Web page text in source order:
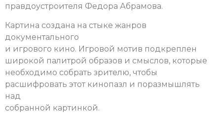
правдоустроителя Федора Абрамова.
Картина создана на стыке жанров
документального
и игрового кино. Игровой мотив подкреплен
широкой палитрой образов и смыслов, которые
необходимо собрать зрителю, чтобы
расшифровать этот кинопазл и поразмышлять
над
собранной картинкой.